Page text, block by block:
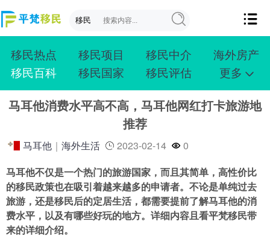
移民热点 移民项目 移民中介
海外房产
移民百科
移民国家 移民评估
更多
成功案例
投资移民 创业移民
购房移民
护照移民
技术移民 雇主移民
移民学院
马耳他消费水平高不高，马耳他网红打卡旅游地
推荐
马耳他 ｜ 海外生活 2023-02-14
0
马耳他不仅是一个热门的旅游国家，而且其简单，高性价比
的移民政策也在吸引着越来越多的申请者。不论是单纯过去
旅游，还是移民后的定居生活，都需要提前了解马耳他的消
费水平，以及有哪些好玩的地方。详细内容且看平梵移民带
来的详细介绍。